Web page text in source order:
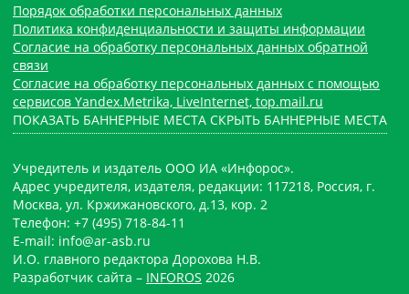
Порядок обработки персональных данных
Политика конфиденциальности и защиты информации
Согласие на обработку персональных данных обратной
связи
Согласие на обработку персональных данных с помощью
сервисов Yandex.Metrika, LiveInternet, top.mail.ru
ПОКАЗАТЬ БАННЕРНЫЕ МЕСТА СКРЫТЬ БАННЕРНЫЕ МЕСТА
Учредитель и издатель ООО ИА «Инфорос».
Адрес учредителя, издателя, редакции: 117218, Россия, г.
Москва, ул. Кржижановского, д.13, кор. 2
Телефон: +7 (495) 718-84-11
E-mail: info@ar-asb.ru
И.О. главного редактора Дорохова Н.В.
Разработчик сайта – INFOROS 2026